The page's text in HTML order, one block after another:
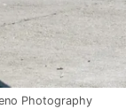
Photography